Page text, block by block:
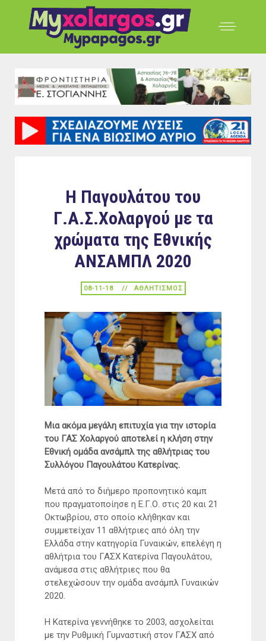
Η Παγουλάτου του
Γ.Α.Σ.Χολαργού με τα
χρώματα της Εθνικής
ΑΝΣΑΜΠΛ 2020
08-11-18 ΑΘΛΗΤΙΣΜΌΣ
Μια ακόμα μεγάλη επιτυχία για την ιστορία
του ΓΑΣ Χολαργού αποτελεί η κλήση στην
Εθνική ομάδα ανσάμπλ της αθλήτριας του
Συλλόγου Παγουλάτου Κατερίνας.
Μετά από το διήμερο προπονητικό καμπ
που πραγματοποίησε η Ε.Γ.Ο. στις 20 και 21
Οκτωβρίου, στο οποίο κλήθηκαν και
συμμετείχαν 11 αθλήτριες από όλη την
Ελλάδα στην κατηγορία Γυναικών, επελέγη η
αθλήτρια του ΓΑΣΧ Κατερίνα Παγουλάτου,
ανάμεσα στις αθλήτριες που θα
στελεχώσουν την ομάδα ανσάμπλ Γυναικών
2020.
Η Κατερίνα γεννήθηκε το 2003, ασχολείται
με την Ρυθμική Γυμναστική στον ΓΑΣΧ από